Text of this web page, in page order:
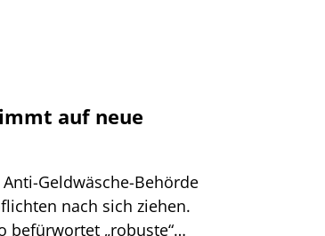
auf neue
Geldwäsche-Behörde
nach sich ziehen.
befürwortet „robuste“